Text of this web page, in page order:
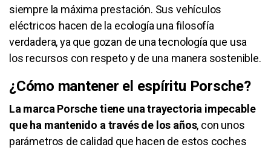
siempre la máxima prestación. Sus vehículos
eléctricos hacen de la ecología una filosofía
verdadera, ya que gozan de una tecnología que usa
los recursos con respeto y de una manera sostenible.
¿Cómo mantener el espíritu Porsche?
La marca Porsche tiene una trayectoria impecable
que ha mantenido a través de los años, con unos
parámetros de calidad que hacen de estos coches